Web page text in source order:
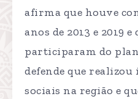
afirma que houve
anos de 2013 e 2019
participaram do
defende que
sociais na região e